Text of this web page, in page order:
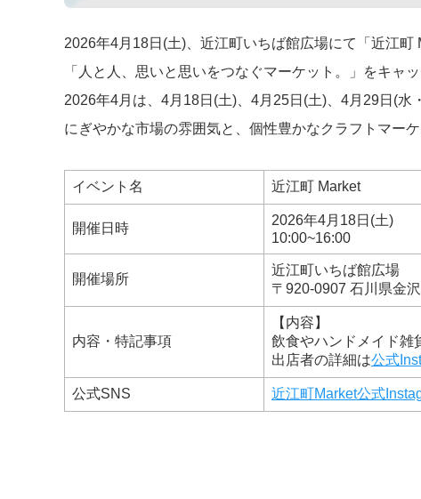
2026年4月18日(土)、近江町いちば館広場にて「近江町
「人と人、思いと思いをつなぐマーケット。」をキャ
2026年4月は、4月18日(土)、4月25日(土)、4月29日(水
にぎやかな市場の雰囲気と、個性豊かなクラフトマー
イベント名 近江町 Market
開催日時
2026年4月18日(土)
10:00~16:00
開催場所
近江町いちば館広場
〒920-0907 石川県金
内容・特記事項
【内容】
飲食やハンドメイド雑
出店者の詳細は公式
公式SNS 近江町Market公式